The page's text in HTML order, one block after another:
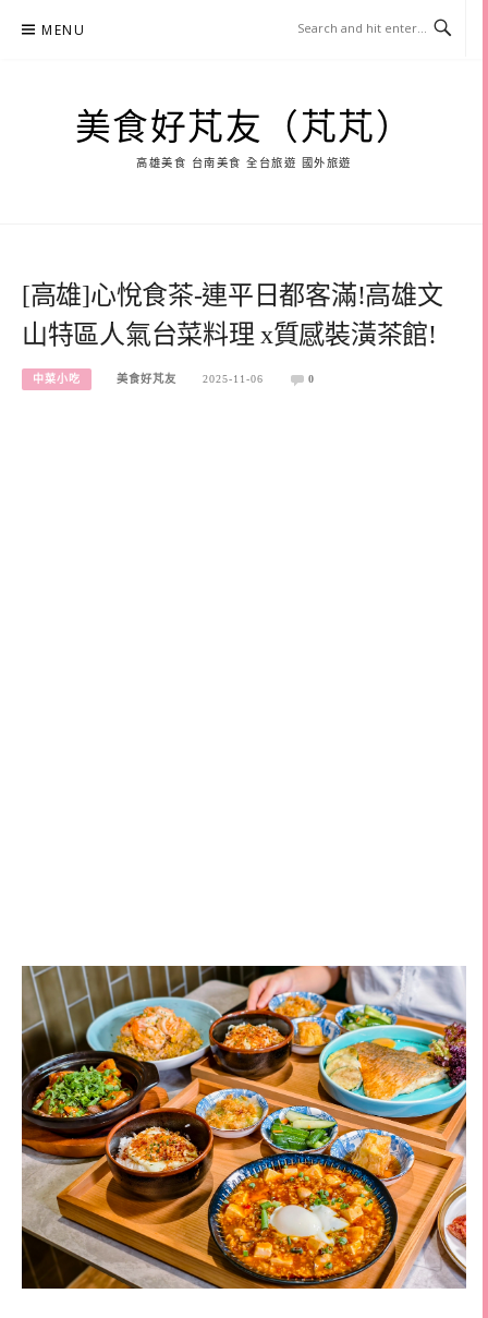
MENU
美食好芃友（芃芃）
高雄美食 台南美食 全台旅遊 國外旅遊
[高雄]心悅食茶-連平日都客滿!高雄文
山特區人氣台菜料理 x質感裝潢茶館!
中菜小吃 美食好芃友 2025-11-06 0